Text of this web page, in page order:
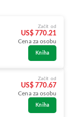
Začít od
US$ 770.21
Cena za osobu
Kniha
Začít od
US$ 770.67
Cena za osobu
Kniha